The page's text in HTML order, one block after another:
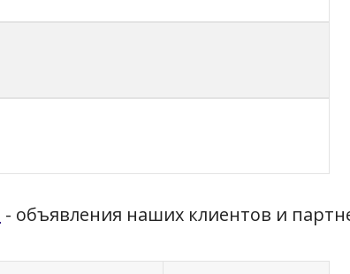
- объявления наших клиентов и